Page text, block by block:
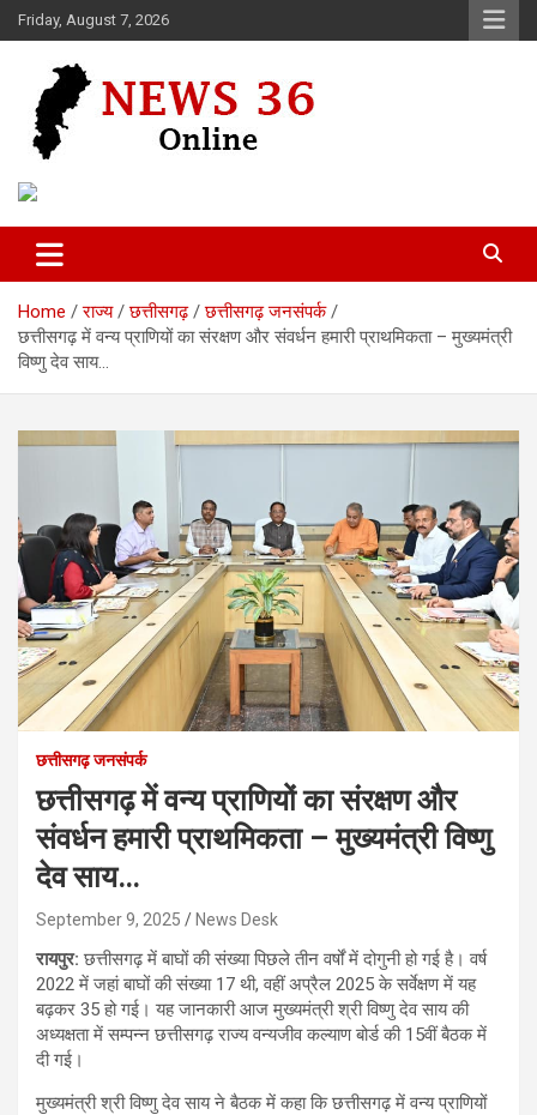
Skip
to
Friday, August 7, 2026
News 36
Home राज्य छत्तीसगढ़
छत्तीसगढ़ जनसंपर्क
छत्तीसगढ़ में वन्य प्राणियों का संरक्षण और संवर्धन हमारी प्राथमिकता – मुख्यमंत्री
विष्णु देव साय…
छत्तीसगढ़ जनसंपर्क
छत्तीसगढ़ में वन्य प्राणियों का संरक्षण और
संवर्धन हमारी प्राथमिकता – मुख्यमंत्री विष्णु
देव साय…
September 9, 2025 News Desk
रायपुर:छत्तीसगढ़ में बाघों की संख्या पिछले तीन वर्षों में दोगुनी हो गई है। वर्ष
2022 में जहां बाघों की संख्या 17 थी, वहीं अप्रैल 2025 के सर्वेक्षण में यह
बढ़कर 35 हो गई। यह जानकारी आज मुख्यमंत्री श्री विष्णु देव साय की
अध्यक्षता में सम्पन्न छत्तीसगढ़ राज्य वन्यजीव कल्याण बोर्ड की 15वीं बैठक में
दी गई।
मुख्यमंत्री श्री विष्णु देव साय ने बैठक में कहा कि छत्तीसगढ़ में वन्य प्राणियों